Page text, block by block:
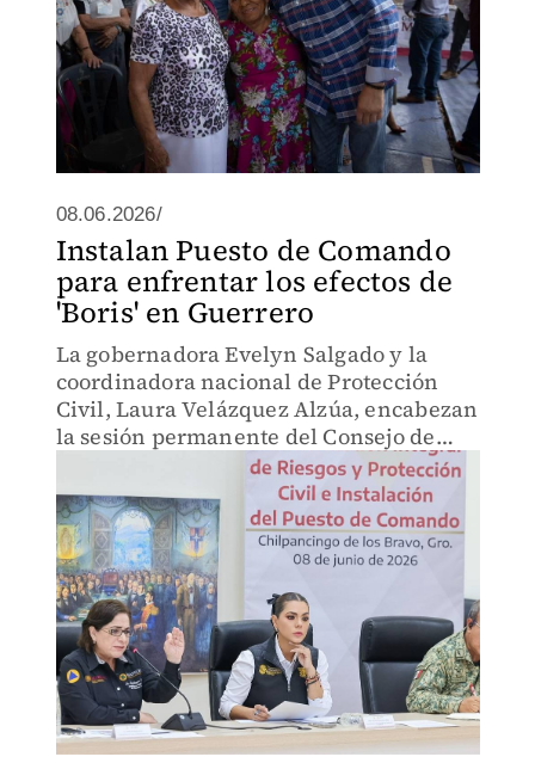
08.06.2026/
Instalan Puesto de Comando
para enfrentar los efectos de
'Boris' en Guerrero
La gobernadora Evelyn Salgado y la
coordinadora nacional de Protección
Civil, Laura Velázquez Alzúa, encabezan
la sesión permanente del Consejo de
Protección Civil en Guerrero.